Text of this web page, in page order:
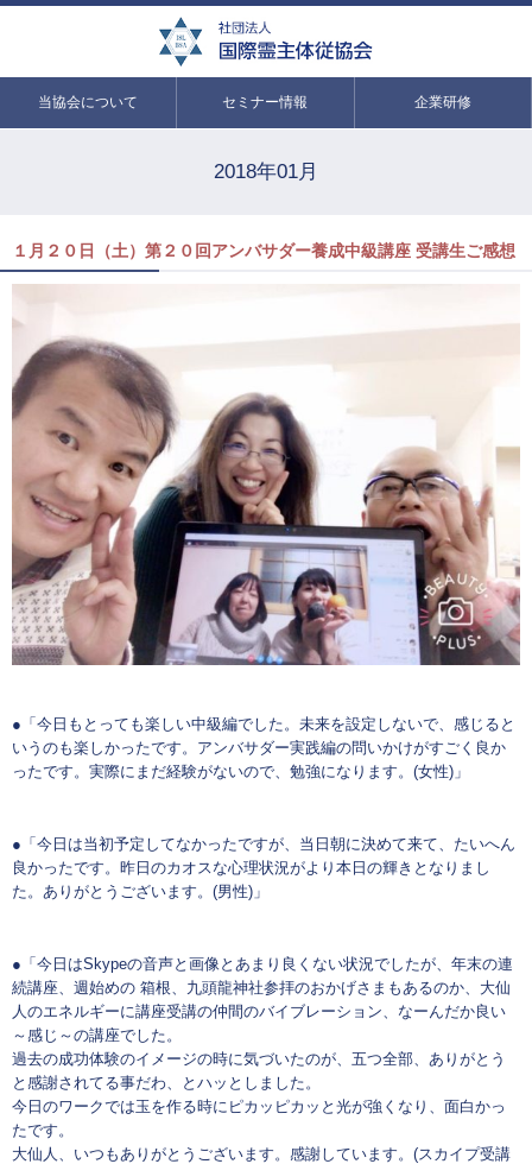
当協会について セミナー情報 企業研修
2018年01月
１月２０日（土）第２０回アンバサダー養成中級講座 受講生ご感想
●「今日もとっても楽しい中級編でした。未来を設定しないで、感じると
いうのも楽しかったです。アンバサダー実践編の問いかけがすごく良か
ったです。実際にまだ経験がないので、勉強になります。(女性)」
● 「今日は当初予定してなかったですが、当日朝に決めて来て、たいへん
良かったです。昨日のカオスな心理状況がより本日の輝きとなりまし
た。ありがとうございます。(男性)」
● 「今日はSkypeの音声と画像とあまり良くない状況でしたが、 年末の連
続講座、週始めの 箱根、九頭龍神社参拝のおかげさまもあるのか、大仙
人のエネルギーに講座受講の仲間のバイブレーション、なーんだか良い
～感じ～の講座でした。
過去の成功体験のイメージの時に気づいたのが、五つ全部、ありがとう
と感謝されてる事だわ、とハッとしました。
今日のワークでは玉を作る時にピカッピカッと光が強くなり、面白かっ
たです。
大仙人、いつもありがとうございます。感謝しています。(スカイプ受講